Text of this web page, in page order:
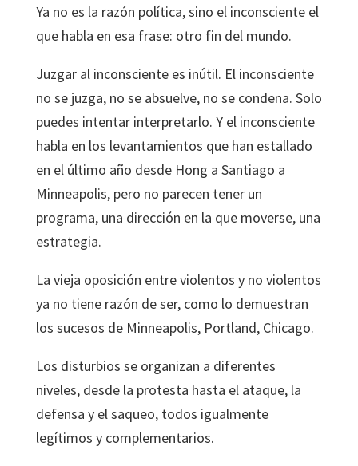
Ya no es la razón política, sino el inconsciente el
que habla en esa frase: otro fin del mundo.
Juzgar al inconsciente es inútil. El inconsciente
no se juzga, no se absuelve, no se condena. Solo
puedes intentar interpretarlo. Y el inconsciente
habla en los levantamientos que han estallado
en el último año desde Hong a Santiago a
Minneapolis, pero no parecen tener un
programa, una dirección en la que moverse, una
estrategia.
La vieja oposición entre violentos y no violentos
ya no tiene razón de ser, como lo demuestran
los sucesos de Minneapolis, Portland, Chicago.
Los disturbios se organizan a diferentes
niveles, desde la protesta hasta el ataque, la
defensa y el saqueo, todos igualmente
legítimos y complementarios.